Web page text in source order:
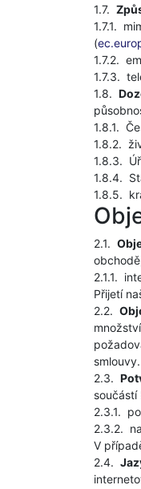
1.7.
1.7.1.
(
1.7.2.
1.7.3.
1.8.
1.8.1.
1.8.2.
1.8.3.
1.8.4.
1.8.5.
2.1.
2.1.1.
Přijetí
2.2.
2.3.
součástí
2.3.1.
2.3.2.
V
2.4.